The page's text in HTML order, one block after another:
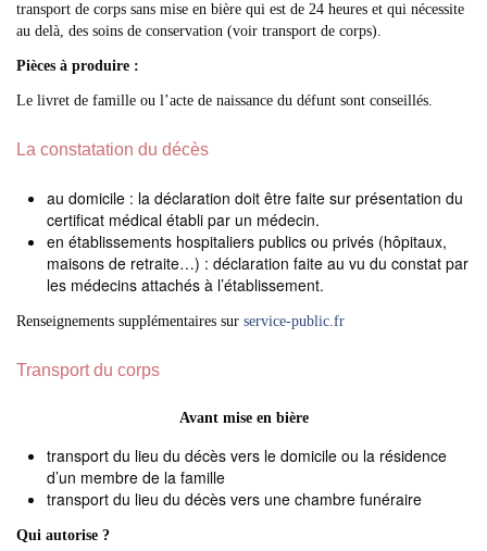
transport de corps sans mise en bière qui est de 24 heures et qui nécessite
au delà, des soins de conservation (voir transport de corps).
Pièces à produire :
Le livret de famille ou l’acte de naissance du défunt sont conseillés.
La constatation du décès
au domicile : la déclaration doit être faite sur présentation du
certificat médical établi par un médecin.
en établissements hospitaliers publics ou privés (hôpitaux,
maisons de retraite…) : déclaration faite au vu du constat par
les médecins attachés à l’établissement.
Renseignements supplémentaires sur service-public.fr
Transport du corps
Avant mise en bière
transport du lieu du décès vers le domicile ou la résidence
d’un membre de la famille
transport du lieu du décès vers une chambre funéraire
Qui autorise ?